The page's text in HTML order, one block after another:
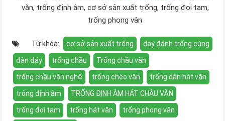
văn, trống định âm, cơ sở sản xuất trống, trống đọi tam,
trống phong vân
Từ khóa: cơ sở sản xuất trống dạy đánh trống cúng
đàn đáy trống chầu Trống chầu văn
trống chầu văn nghệ trống chèo văn trống dàn hát văn
trống định âm TRỐNG ĐỊNH ÂM HÁT CHẦU VĂN
trống đọi tam trống hát văn trống phong vân